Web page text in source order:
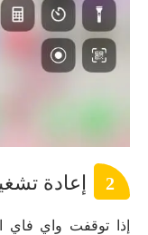
2 إعادة
إذا توقفت واي فاي